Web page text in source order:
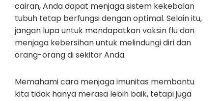
cairan, Anda dapat menjaga sistem kekebalan
tubuh tetap berfungsi dengan optimal. Selain itu,
jangan lupa untuk mendapatkan vaksin flu dan
menjaga kebersihan untuk melindungi diri dan
orang-orang di sekitar Anda.
Memahami cara menjaga imunitas membantu
kita tidak hanya merasa lebih baik, tetapi juga